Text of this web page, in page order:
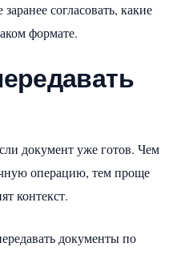
согласовать, какие
формате.
документ уже готов. Чем
операцию, тем проще
контекст.
документы по